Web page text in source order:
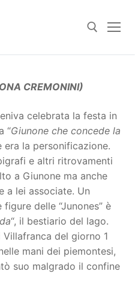
CREMONINI)
celebrata la festa in
“Giunone che concede la
era la personificazione.
e altri ritrovamenti
a Giunone ma anche
a lei associate. Un
delle “Junones” è
“, il bestiario del lago.
Villafranca del giorno 1
mani dei piemontesi,
suo malgrado il confine